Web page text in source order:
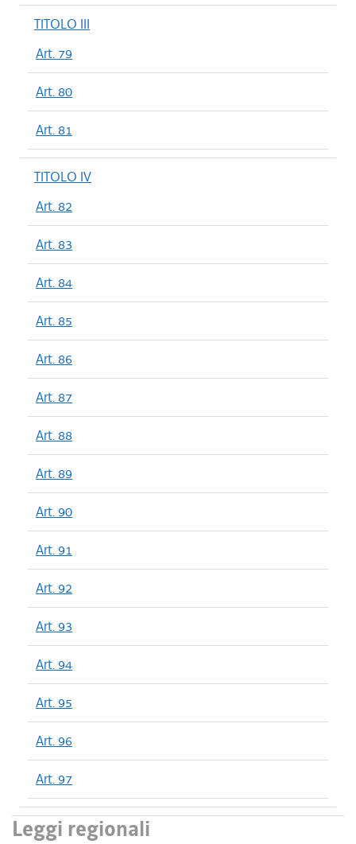
TITOLO III
Art. 79
Art. 80
Art. 81
TITOLO IV
Art. 82
Art. 83
Art. 84
Art. 85
Art. 86
Art. 87
Art. 88
Art. 89
Art. 90
Art. 91
Art. 92
Art. 93
Art. 94
Art. 95
Art. 96
Art. 97
Leggi regionali